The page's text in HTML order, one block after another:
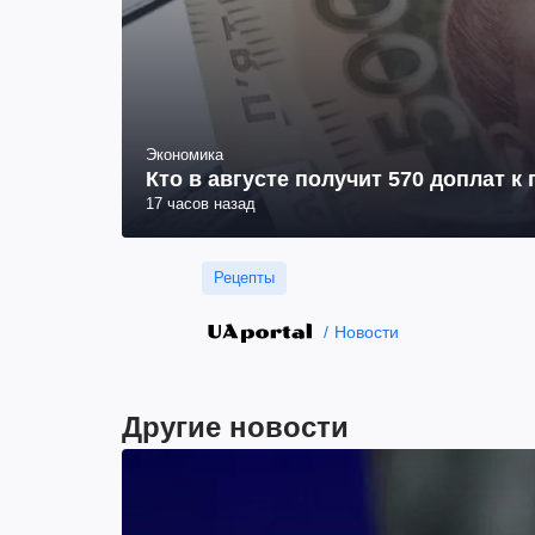
Экономика
Кто в августе получит 570 доплат к
17 часов назад
Рецепты
Новости
Другие новости